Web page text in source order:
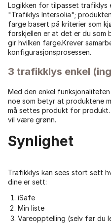
Logikken for tilpasset trafiklys
"Trafiklys Intersolia";
farge basert på kriterier som
forskjellen er at det er du som
gir hvilken farge.Krever
konfigurasjonsprosessen.
3 trafikklys enkel
Med den enkel
noe som betyr at produktene
må settes produkt for
vil være grønn.
Synlighet
Trafikklys kan sees stort sett
dine er sett:
iSafe
Min liste
Vareopptelling (selv før du